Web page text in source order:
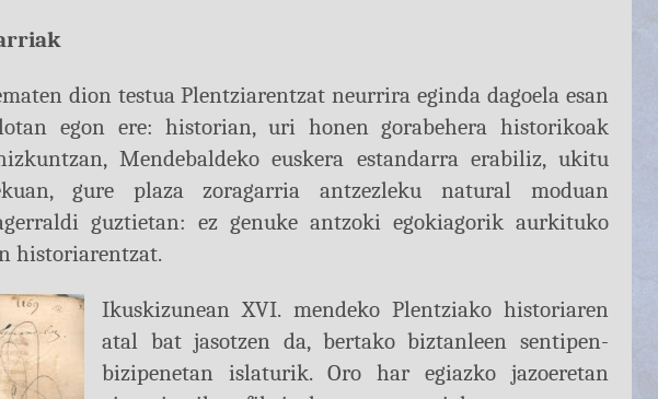
dion testua Plentziarentzat neurrira eginda dagoela esan
egon ere: historian, uri honen gorabehera historikoak
Mendebaldeko euskera estandarra erabiliz, ukitu
gure plaza zoragarria antzezleku natural moduan
guztietan: ez genuke antzoki egokiagorik aurkituko
historiarentzat.
Ikuskizunean XVI. mendeko Plentziako historiaren
atal bat jasotzen da, bertako biztanleen sentipen-
bizipenetan islaturik. Oro har egiazko jazoeretan